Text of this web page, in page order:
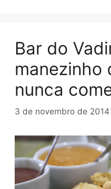
Bar do
manezinho
nunca
3 de novembro de 2014